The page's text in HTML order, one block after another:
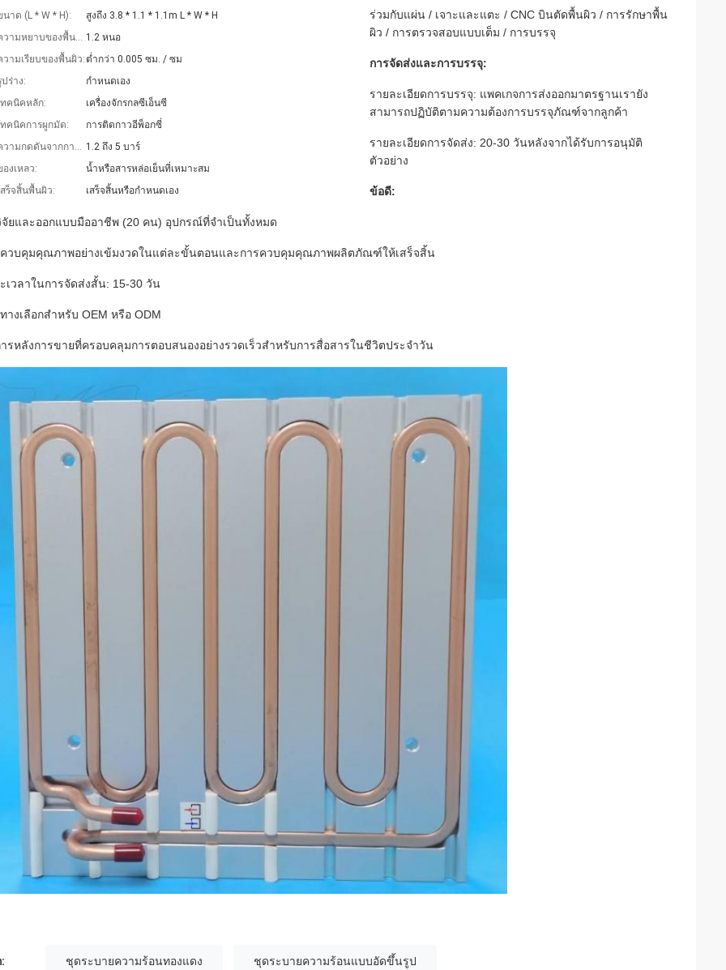
นาด (L * W * H):
สูงถึง 3.8 * 1.1 * 1.1m L * W * H
ความหยาบของพื้นผิว: 1.2 หนอ
วามเรียบของพื้นผิว: ต่ำกว่า 0.005 ซม. / ซม
ปร่าง:
กำหนดเอง
ทคนิคหลัก:
เครื่องจักรกลซีเอ็นซี
ทคนิคการผูกมัด:
การติดกาวอีพ็อกซี่
ความกดดันจากการทำงาน: 1.2 ถึง 5 บาร์
องเหลว:
น้ำหรือสารหล่อเย็นที่เหมาะสม
สร็จสิ้นพื้นผิว:
เสร็จสิ้นหรือกำหนดเอง
ร่วมกับแผ่น / เจาะและแตะ / CNC บินตัดพื้นผิว / การรักษาพื้น
ผิว / การตรวจสอบแบบเต็ม / การบรรจุ
การจัดส่งและการบรรจุ:
รายละเอียดการบรรจุ: แพคเกจการส่งออกมาตรฐานเรายัง
สามารถปฏิบัติตามความต้องการบรรจุภัณฑ์จากลูกค้า
รายละเอียดการจัดส่ง: 20-30 วันหลังจากได้รับการอนุมัติ
ตัวอย่าง
ข้อดี:
ยและออกแบบมืออาชีพ (20 คน) อุปกรณ์ที่จำเป็นทั้งหมด
วบคุมคุณภาพอย่างเข้มงวดในแต่ละขั้นตอนและการควบคุมคุณภาพผลิตภัณฑ์ให้เสร็จสิ้น
เวลาในการจัดส่งสั้น: 15-30 วัน
างเลือกสำหรับ OEM หรือ ODM
รหลังการขายที่ครอบคลุมการตอบสนองอย่างรวดเร็วสำหรับการสื่อสารในชีวิตประจำวัน
ชุดระบายความร้อนทองแดง ชุดระบายความร้อนแบบอัดขึ้นรูป